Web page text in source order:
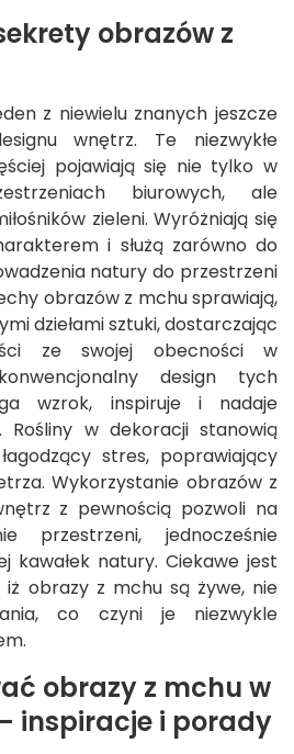
obrazów z
z niewielu znanych jeszcze
wnętrz. Te niezwykłe
pojawiają się nie tylko w
biurowych, ale
zieleni. Wyróżniają się
i służą zarówno do
natury do przestrzeni
obrazów z mchu sprawiają,
dziełami sztuki, dostarczając
ze swojej obecności w
design tych
wzrok, inspiruje i nadaje
Rośliny w dekoracji stanowią
stres, poprawiający
Wykorzystanie obrazów z
z pewnością pozwoli na
przestrzeni, jednocześnie
kawałek natury. Ciekawe jest
obrazy z mchu są żywe, nie
co czyni je niezwykle
obrazy z mchu w
inspiracje i porady